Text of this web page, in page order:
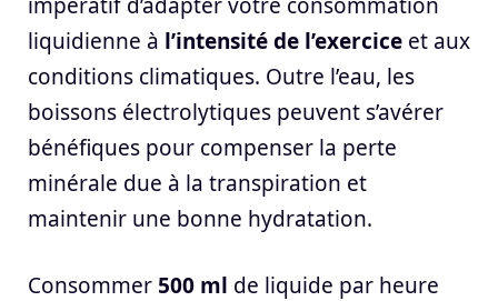
liquidienne à l’intensité de l’exercice et aux
conditions climatiques. Outre l’eau, les
boissons électrolytiques peuvent s’avérer
bénéfiques pour compenser la perte
minérale due à la transpiration et
maintenir une bonne hydratation.
Consommer 500 ml de liquide par heure